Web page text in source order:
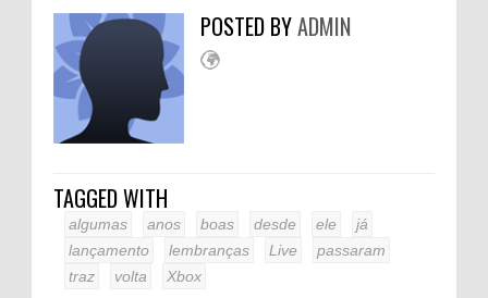
POSTED BYADMIN
TAGGED WITH
algumas anos boas desde ele
já
lançamento
lembranças Live
passaram
traz
volta Xbox